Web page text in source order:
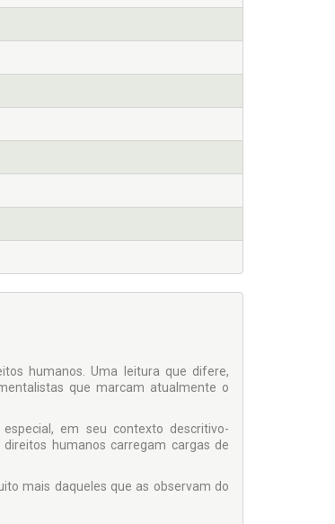
humanos. Uma leitura que difere,
que marcam atualmente o
em seu contexto descritivo-
humanos carregam cargas de
mais daqueles que as observam do